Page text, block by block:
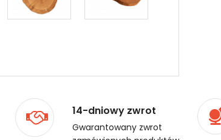
14-dniowy zwrot
Gwarantowany zwrot